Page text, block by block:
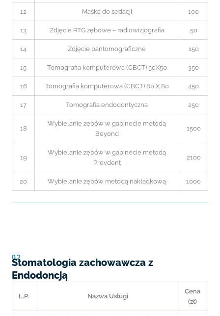
12 Maska do sedacji 100
13 Zdjęcie RTG zębowe – radiowizjografia 50
14 Zdjęcie pantomograficzne 150
15 Tomografia komputerowa (CBCT) 50X50 350
16 Tomografia komputerowa (CBCT) 80 X 80 450
17 Tomografia endodontyczna 250
18
Wybielanie zębów w gabinecie metodą
Beyond
1500
19
Wybielanie zębów w gabinecie metodą
Prevdent
2100
20 Wybielanie zębów metodą nakładkową 1000
02
Stomatologia zachowawcza z
Endodoncją
L.P. Nazwa Usługi
Cena
(zł)